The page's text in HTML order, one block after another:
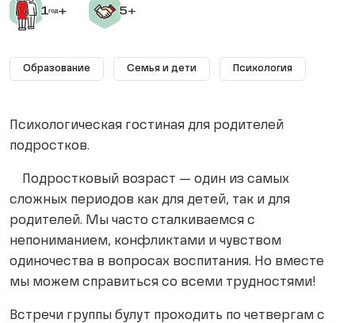
Образование Семья и дети Психология
Психологическая гостиная для родителей
подростков.
Подростковый возраст — один из самых
сложных периодов как для детей, так и для
родителей. Мы часто сталкиваемся с
непониманием, конфликтами и чувством
одиночества в вопросах воспитания. Но вместе
мы можем справиться со всеми трудностями!
Встречи группы булут проходить по четвергам с